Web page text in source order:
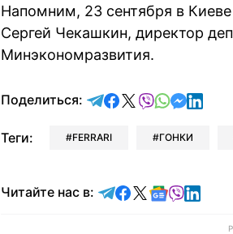
Напомним, 23 сентября в
Сергей Чекашкин, директор
Минэкономразвития.
Поделиться: отправить в Telegram
поделиться в
поделиться в X
отправить в
Теги: FERRARI ГОНКИ
Читайте нас в: Читайте в Telegram
Читайте в
Читайте в X
Читайте в